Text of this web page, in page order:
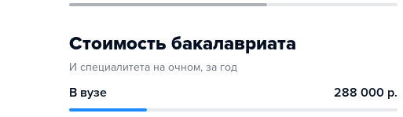
Стоимость бакалавриата
И специалитета на очном, за год
В вузе 288 000 р.